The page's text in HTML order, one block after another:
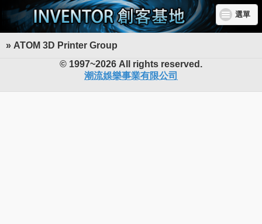
選單
» ATOM 3D Printer Group
INVENTOR 創客基地
© 1997~2026 All rights reserved.
潮流娛樂事業有限公司